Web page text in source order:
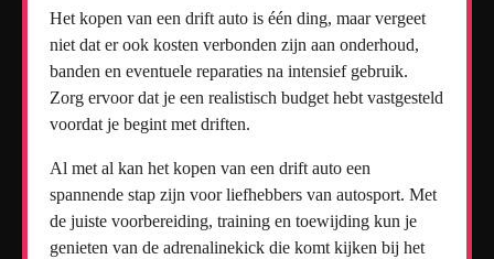
Het kopen van een drift auto is één ding, maar vergeet
niet dat er ook kosten verbonden zijn aan onderhoud,
banden en eventuele reparaties na intensief gebruik.
Zorg ervoor dat je een realistisch budget hebt vastgesteld
voordat je begint met driften.
Al met al kan het kopen van een drift auto een
spannende stap zijn voor liefhebbers van autosport. Met
de juiste voorbereiding, training en toewijding kun je
genieten van de adrenalinekick die komt kijken bij het